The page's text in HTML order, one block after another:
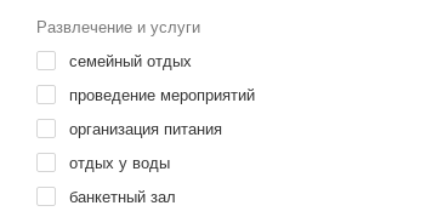
Развлечение и услуги
семейный отдых
проведение мероприятий
организация питания
отдых у воды
банкетный зал